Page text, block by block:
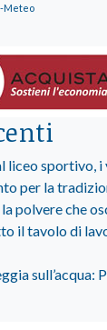
Meteo
liceo sportivo,
per la
polvere che
il tavolo di
sull’acqua: